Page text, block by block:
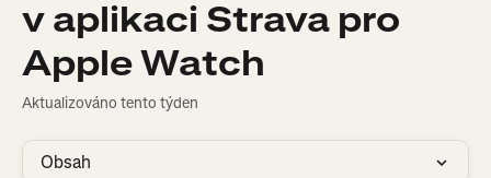
v aplikaci Strava pro
Apple Watch
Aktualizováno tento týden
Obsah